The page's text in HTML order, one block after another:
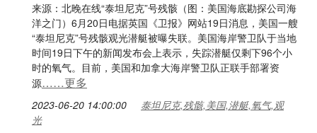
来源：北晚在线“泰坦尼克”号残骸（图：美国海底勘探公司海
洋之门）6月20日电据英国《卫报》网站19日消息，美国一艘
“泰坦尼克”号残骸观光潜艇被曝失联。美国海岸警卫队于当地
时间19日下午的新闻发布会上表示，失踪潜艇仅剩下96个小
时的氧气。目前，美国和加拿大海岸警卫队正联手部署资
源……更多
2023-06-20 14:00:00
泰坦尼克,残骸,美国,潜艇,氧气,观
光